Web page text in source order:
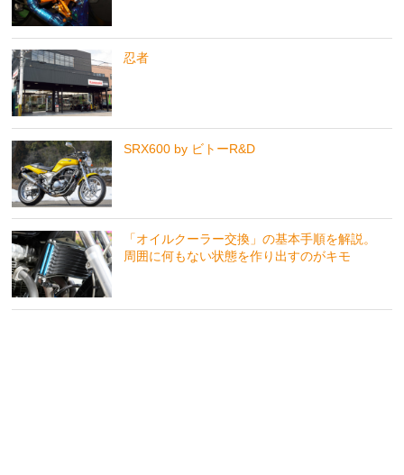
忍者
SRX600 by ビトーR&D
「オイルクーラー交換」の基本手順を解説。
周囲に何もない状態を作り出すのがキモ